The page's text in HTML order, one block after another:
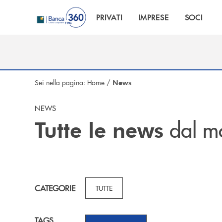
Salta al contenuto principale
PRIVATI IMPRESE SOCI
Sei nella pagina: Home / News
NEWS
Tutte le news dal
CATEGORIE TUTTE